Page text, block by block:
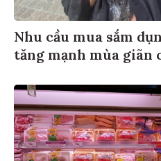
Nhu cầu mua sắm
tăng mạnh mùa giãn